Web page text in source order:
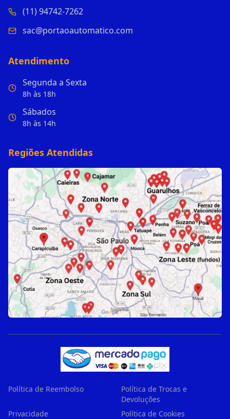
(11) 94742-7262
sac@portaoautomatico.com
Atendimento
Segunda a Sexta
8h às 18h
Sábados
8h às 14h
Regiões Atendidas
Política de Reembolso
Política de Trocas e
Devoluções
Privacidade
Política de Cookies